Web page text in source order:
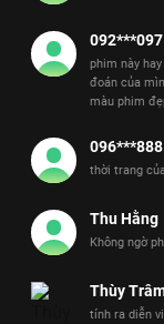
092***097
phim này
đoán của
màu phim
096***888
thời trang
Thu Hằng
Không ngờ
Thùy
tính ra diễn